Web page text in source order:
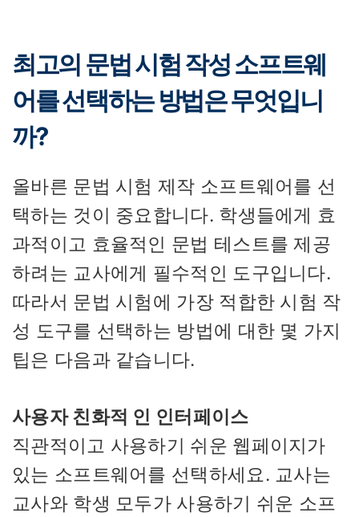
최고의 문법 시험 작성 소프트웨
어를 선택하는 방법은 무엇입니
까?
올바른 문법 시험 제작 소프트웨어를 선
택하는 것이 중요합니다. 학생들에게 효
과적이고 효율적인 문법 테스트를 제공
하려는 교사에게 필수적인 도구입니다.
따라서 문법 시험에 가장 적합한 시험 작
성 도구를 선택하는 방법에 대한 몇 가지
팁은 다음과 같습니다.
사용자 친화적 인 인터페이스
직관적이고 사용하기 쉬운 웹페이지가
있는 소프트웨어를 선택하세요. 교사는
교사와 학생 모두가 사용하기 쉬운 소프